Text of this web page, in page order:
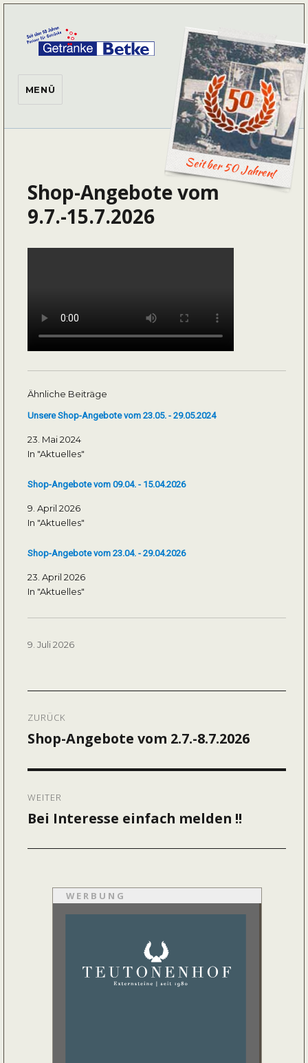
Seit ber 50 Jahren!
MENÜ
Shop-Angebote vom
9.7.-15.7.2026
Ähnliche Beiträge
Unsere Shop-Angebote vom 23.05. - 29.05.2024
23. Mai 2024
In "Aktuelles"
Shop-Angebote vom 09.04. - 15.04.2026
9. April 2026
In "Aktuelles"
Shop-Angebote vom 23.04. - 29.04.2026
23. April 2026
In "Aktuelles"
Veröffentlicht
9. Juli 2026
ZURÜCK
Vorheriger
Shop-Angebote vom 2.7.-8.7.2026
WEITER
Nächster
Bei Interesse einfach melden !!
WERBUNG